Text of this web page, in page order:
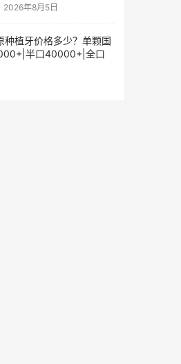
2026年8月5日
种植牙价格多少？单颗国
半口40000+|全口